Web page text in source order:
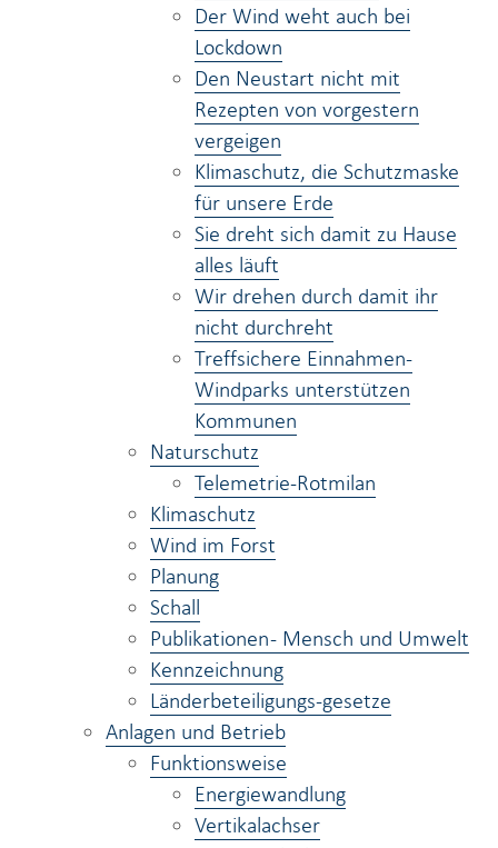
Der Wind weht auch bei
Lockdown
Den Neustart nicht mit
Rezepten von vorgestern
vergeigen
Klimaschutz, die Schutzmaske
für unsere Erde
Sie dreht sich damit zu Hause
alles läuft
Wir drehen durch damit ihr
nicht durchreht
Treffsichere Einnahmen-
Windparks unterstützen
Kommunen
Naturschutz
Telemetrie-Rotmilan
Klimaschutz
Wind im Forst
Planung
Schall
Publikationen - Mensch und Umwelt
Kennzeichnung
Länderbeteiligungs-gesetze
Anlagen und Betrieb
Funktionsweise
Energiewandlung
Vertikalachser